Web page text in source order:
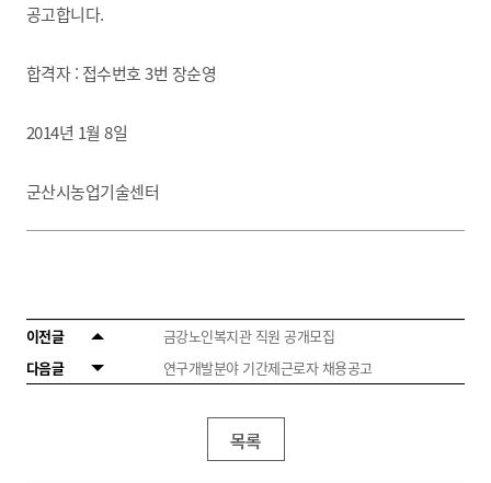
공고합니다.
합격자 : 접수번호 3번 장순영
2014년 1월 8일
군산시농업기술센터
이전글
금강노인복지관 직원 공개모집
다음글
연구개발분야 기간제근로자 채용공고
목록